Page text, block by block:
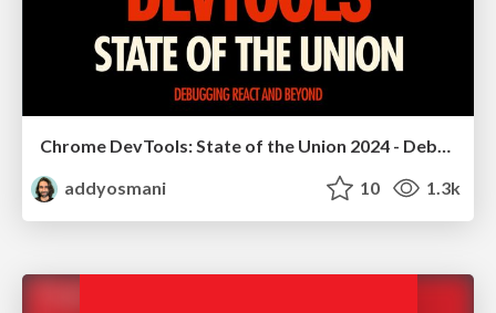
Chrome DevTools: State of the Union 2024 - Debugging React & Beyond
addyosmani
10 1.3k